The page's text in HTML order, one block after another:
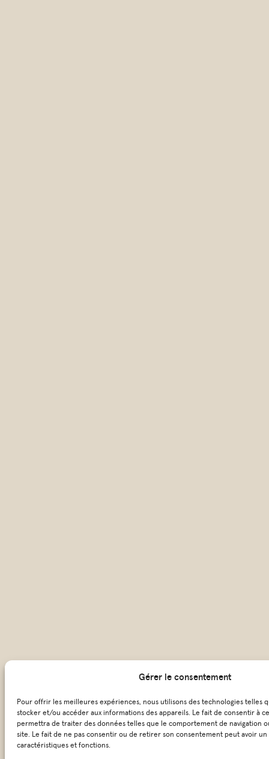
Gérer le consentement
Pour offrir les meilleures expériences, nous utilisons des technologies telles
stocker et/ou accéder aux informations des appareils. Le fait de consentir à
permettra de traiter des données telles que le comportement de navigation
site. Le fait de ne pas consentir ou de retirer son consentement peut avoir
caractéristiques et fonctions.